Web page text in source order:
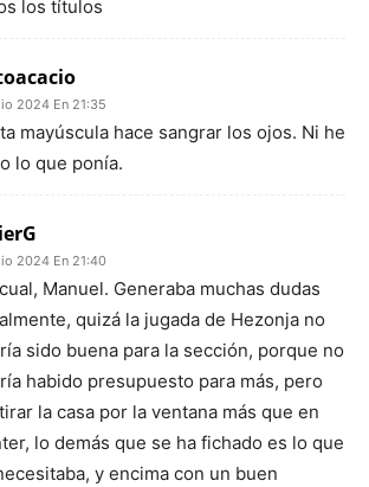
los títulos
2024 En 21:35
mayúscula hace sangrar los ojos. Ni he
lo que ponía.
2024 En 21:40
Manuel. Generaba muchas dudas
quizá la jugada de Hezonja no
sido buena para la sección, porque no
habido presupuesto para más, pero
la casa por la ventana más que en
lo demás que se ha fichado es lo que
y encima con un buen